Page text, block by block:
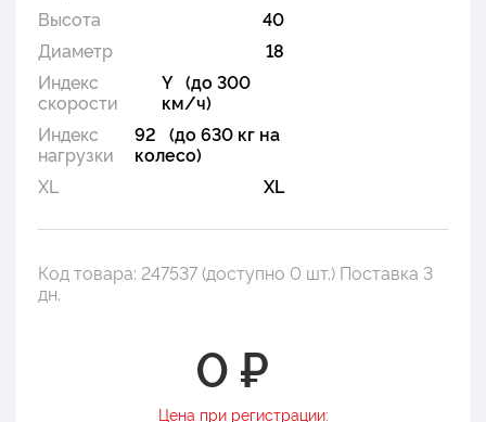
Высота
40
Диаметр
18
Индекс
скорости
Y (до 300
км/ч)
Индекс
нагрузки
92 (до 630 кг на
колесо)
XL
XL
Код товара: 247537 (доступно 0 шт.) Поставка 3
дн.
0 ₽
Цена при регистрации: